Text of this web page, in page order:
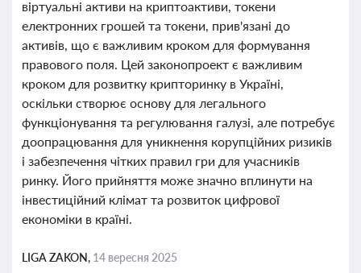
віртуальні активи на криптоактиви, токени
електронних грошей та токени, прив'язані до
активів, що є важливим кроком для формування
правового поля. Цей законопроект є важливим
кроком для розвитку крипторинку в Україні,
оскільки створює основу для легального
функціонування та регулювання галузі, але потребує
доопрацювання для уникнення корупційних ризиків
і забезпечення чітких правил гри для учасників
ринку. Його прийняття може значно вплинути на
інвестиційний клімат та розвиток цифрової
економіки в країні.
LIGA ZAKON, 14 вересня 2025